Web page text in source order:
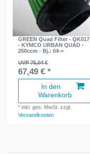
GREEN Quad Filter - QK017
- KYMCO URBAN QUAD -
250ccm - Bj.: 04->
UVP 75,04 €
67,49 € *
In den
Warenkorb
*inkl. ges. MwSt. zzgl.
Versandkosten